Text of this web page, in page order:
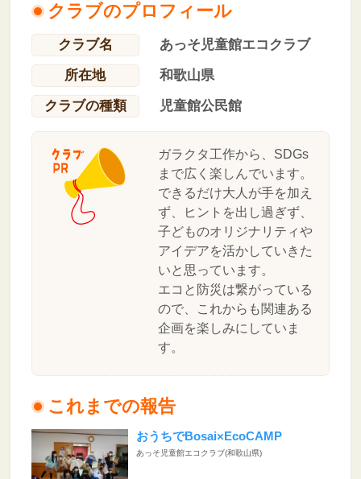
クラブのプロフィール
クラブ名
あっそ児童館エコクラブ
所在地
和歌山県
クラブの種類
児童館公民館
ガラクタ工作から、SDGs
まで広く楽しんでいます。
できるだけ大人が手を加え
ず、ヒントを出し過ぎず、
子どものオリジナリティや
アイデアを活かしていきた
いと思っています。
エコと防災は繋がっている
ので、これからも関連ある
企画を楽しみにしていま
す。
これまでの報告
おうちでBosai×EcoCAMP
あっそ児童館エコクラブ(和歌山県)